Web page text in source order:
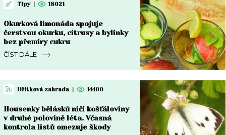
Tipy | 18021
Okurková limonáda spojuje
čerstvou okurku, citrusy a bylinky
bez přemíry cukru
ČÍST DÁLE
Užitková zahrada | 14400
Housenky bělásků ničí košťáloviny
v druhé polovině léta. Včasná
kontrola listů omezuje škody